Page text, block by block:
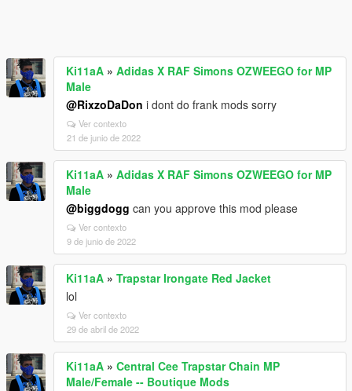
Ki11aA » Adidas X RAF Simons OZWEEGO for MP
Male
@RixzoDaDon i dont do frank mods sorry
Ver contexto
21 de junio de 2022
Ki11aA » Adidas X RAF Simons OZWEEGO for MP
Male
@biggdogg can you approve this mod please
Ver contexto
9 de junio de 2022
Ki11aA » Trapstar Irongate Red Jacket
lol
Ver contexto
29 de abril de 2022
Ki11aA » Central Cee Trapstar Chain MP
Male/Female -- Boutique Mods